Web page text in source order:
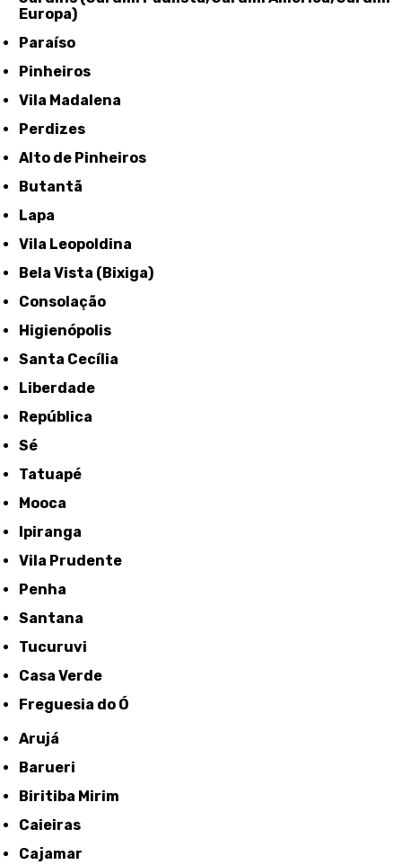
Europa)
Paraíso
Pinheiros
Vila Madalena
Perdizes
Alto de Pinheiros
Butantã
Lapa
Vila Leopoldina
Bela Vista (Bixiga)
Consolação
Higienópolis
Santa Cecília
Liberdade
República
Sé
Tatuapé
Mooca
Ipiranga
Vila Prudente
Penha
Santana
Tucuruvi
Casa Verde
Freguesia do Ó
Arujá
Barueri
Biritiba Mirim
Caieiras
Cajamar